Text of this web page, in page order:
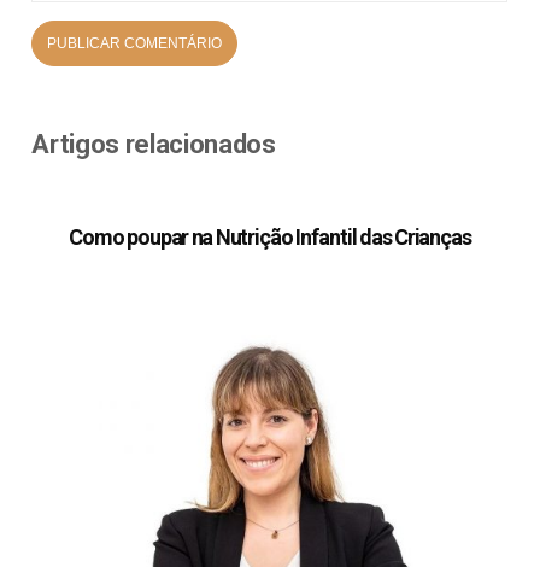
Artigos relacionados
Como poupar na Nutrição Infantil das Crianças